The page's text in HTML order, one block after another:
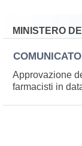
MINISTERO
COMUNICATO
Approvazione
farmacisti in